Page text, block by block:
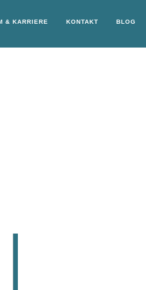
& KARRIERE KONTAKT BLOG